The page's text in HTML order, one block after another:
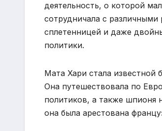
деятельность, о которой
сотрудничала с
сплетенницей и даже
политики.
Мата Хари стала
Она путешествовала по
политиков, а также шпионя
она была арестована